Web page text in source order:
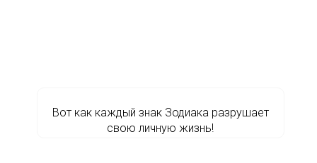
Вот как каждый знак Зодиака разрушает
свою личную жизнь!